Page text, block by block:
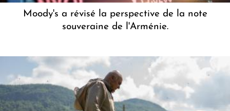
Moody's a révisé la perspective de la note
souveraine de l'Arménie.